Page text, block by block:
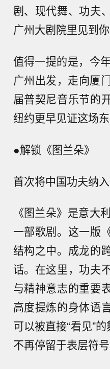
剧、现代舞、功夫
广州大剧院里见到
值得一提的是，今
广州出发，走向厦
届普契尼音乐节的
纽约更早见证这场东
●解锁《图兰朵》
首次将中国功夫纳
《图兰朵》是意大
一部歌剧。这一版
结构之中。成龙的
话。在这里，功夫
与精神意志的重要
高度提炼的身体语
可以被直接“看见”
不再停留于表层符